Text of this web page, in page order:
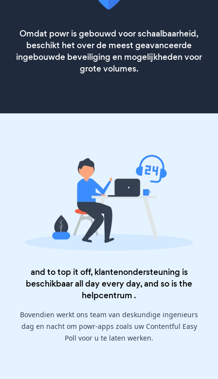
Omdat powr is gebouwd voor schaalbaarheid,
beschikt het over de meest geavanceerde
ingebouwde beveiliging en mogelijkheden voor
grote volumes.
and to top it off, klantenondersteuning is
beschikbaar all day every day, and so is the
helpcentrum .
Bovendien werkt ons team van deskundige ingenieurs
dag en nacht om powr-apps zoals uw Contentful Easy
Poll voor u te laten werken.